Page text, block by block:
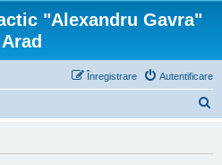
"Alexandru Gavra"
Arad
Autentificare
Înregistrare